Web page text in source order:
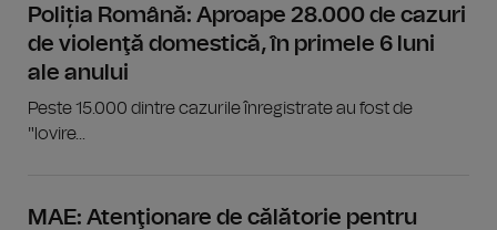
Poliția Română: Aproape 28.000 de cazuri
de violenţă domestică, în primele 6 luni
ale anului
Peste 15.000 dintre cazurile înregistrate au fost de
"lovire...
MAE: Atenţionare de călătorie pentru